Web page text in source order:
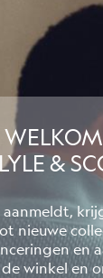
LYLE &
aanmeldt,
nieuwe
en
de winkel en